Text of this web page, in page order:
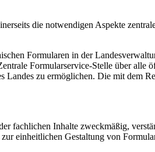
die notwendigen Aspekte
Formularen in der
Formularservice-Stelle über alle
zu ermöglichen. Die mit dem
fachlichen Inhalte zweckmäßig,
einheitlichen Gestaltung von